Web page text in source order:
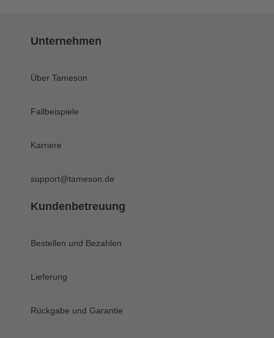
Unternehmen
Über Tameson
Fallbeispiele
Karriere
support@tameson.de
Kundenbetreuung
Bestellen und Bezahlen
Lieferung
Rückgabe und Garantie